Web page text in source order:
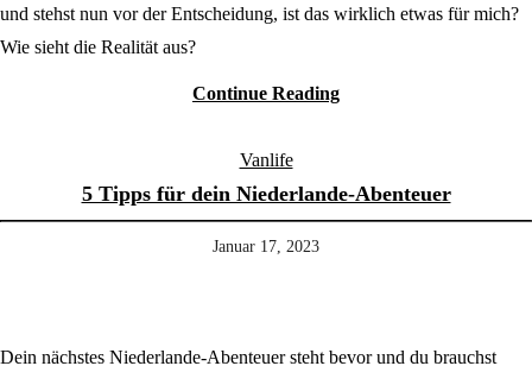
und stehst nun vor der Entscheidung, ist das wirklich etwas für mich?
Wie sieht die Realität aus?
Continue Reading
Vanlife
5 Tipps für dein Niederlande-Abenteuer
Januar 17, 2023
Dein nächstes Niederlande-Abenteuer steht bevor und du brauchst